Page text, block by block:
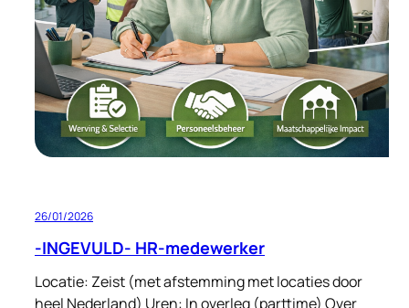
26/01/2026
-INGEVULD- HR-medewerker
Locatie: Zeist (met afstemming met locaties door
heel Nederland) Uren: In overleg (parttime) Over